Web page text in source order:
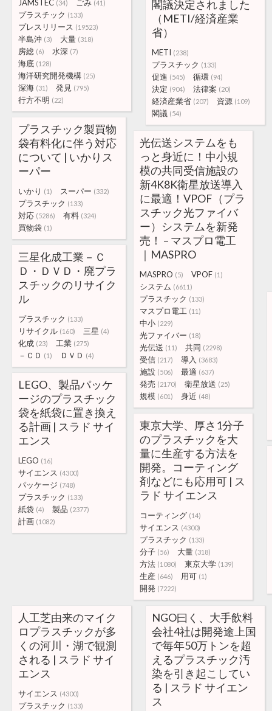
JAMSTEC (34) ごみ (41)
プラスチック (133)
プレスリリース (19523)
半島沖 (3) 大量 (318)
房総 (6) 水深 (7)
海底 (128)
海洋研究開発機構 (25)
深海 (31) 発見 (795)
行方不明 (22)
閣議決定されました
（METI/経済産業
省）
METI (238)
プラスチック (133)
促進 (545) 循環 (94)
決定 (904) 法律案 (20)
経済産業省 (207) 資源 (109)
閣議 (54)
プラスチック製買物
袋有料化に伴う対応
について | いかりス
ーパー
いかり (1) スーパー (332)
プラスチック (133)
対応 (5286) 有料 (324)
買物袋 (1)
光伝送システムをも
っと身近に！中小規
模の共同受信施設の
新4K8K衛星放送導入
に最適！VPOF（プラ
スチック光ファイバ
ー）システムを新発
売！ – マスプロ電工
｜MASPRO
MASPRO (5) VPOF (1)
システム (6611)
プラスチック (133)
マスプロ電工 (11)
中小 (229)
光ファイバー (18)
光伝送 (11) 共同 (2298)
受信 (217) 導入 (3683)
施設 (506) 最適 (637)
発売 (2170) 衛星放送 (25)
規模 (601) 身近 (48)
三星化成工業－Ｃ
Ｄ・ＤＶＤ・廃プラ
スチックのリサイク
ル
プラスチック (133)
リサイクル (160) 三星 (4)
化成 (23) 工業 (275)
－ＣＤ (1) ＤＶＤ (4)
LEGO、製品パッケ
ージのプラスチック
袋を紙袋に置き換え
る計画 | スラド サイ
エンス
LEGO (16)
サイエンス (4300)
パッケージ (748)
プラスチック (133)
紙袋 (4) 製品 (2377)
計画 (1082)
東京大学、厚さ1分子
のプラスチックを大
量に生産する方法を
開発。コーティング
剤などにも応用可 | ス
ラド サイエンス
コーティング (14)
サイエンス (4300)
プラスチック (133)
分子 (56) 大量 (318)
方法 (1080) 東京大学 (139)
生産 (646) 用可 (1)
開発 (7222)
人工芝由来のマイク
ロプラスチックが多
くの河川・湖で観測
される | スラド サイ
エンス
サイエンス (4300)
プラスチック (133)
NGO曰く、大手飲料
会社4社は開発途上国
で毎年50万トンを超
えるプラスチック汚
染を引き起こしてい
る | スラド サイエン
ス